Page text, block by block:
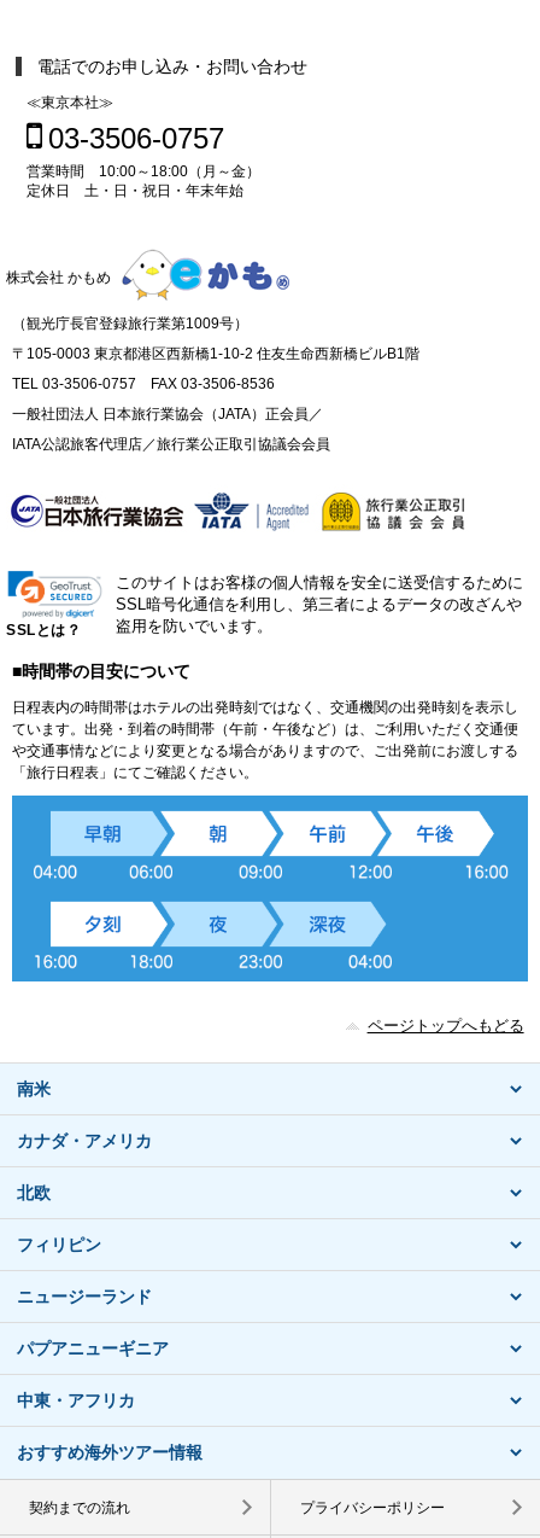
電話でのお申し込み・お問い合わせ
≪東京本社≫
03-3506-0757
営業時間 10:00～18:00（月～金）
定休日 土・日・祝日・年末年始
株式会社 かもめ
（観光庁長官登録旅行業第1009号）
〒105-0003 東京都港区西新橋1-10-2 住友生命西新橋ビルB1階
TEL 03-3506-0757 FAX 03-3506-8536
一般社団法人 日本旅行業協会（JATA）正会員／
IATA公認旅客代理店／旅行業公正取引協議会会員
SSLとは？
このサイトはお客様の個人情報を安全に送受信するために
SSL暗号化通信を利用し、第三者によるデータの改ざんや
盗用を防いでいます。
■時間帯の目安について
日程表内の時間帯はホテルの出発時刻ではなく、交通機関の出発時刻を表示し
ています。出発・到着の時間帯（午前・午後など）は、ご利用いただく交通便
や交通事情などにより変更となる場合がありますので、ご出発前にお渡しする
「旅行日程表」にてご確認ください。
ページトップへもどる
南米
カナダ・アメリカ
北欧
フィリピン
ニュージーランド
パプアニューギニア
中東・アフリカ
おすすめ海外ツアー情報
契約までの流れ プライバシーポリシー